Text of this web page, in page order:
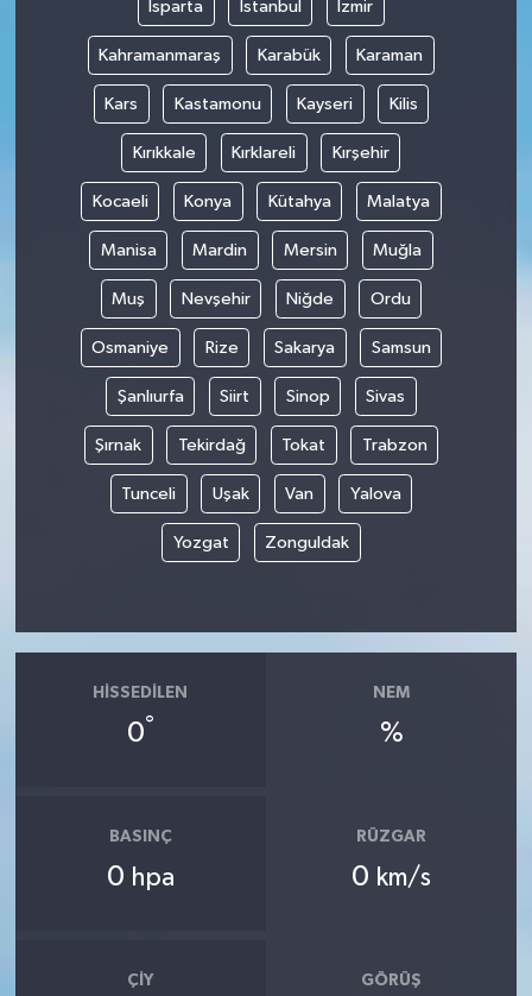
Isparta İstanbul İzmir
Kahramanmaraş Karabük Karaman
Kars Kastamonu Kayseri Kilis
Kırıkkale Kırklareli Kırşehir
Kocaeli Konya Kütahya Malatya
Manisa Mardin Mersin Muğla
Muş Nevşehir Niğde Ordu
Osmaniye Rize Sakarya Samsun
Şanlıurfa Siirt Sinop Sivas
Şırnak Tekirdağ Tokat Trabzon
Tunceli Uşak Van Yalova
Yozgat Zonguldak
HISSEDILEN
0°
NEM
%
BASINÇ
0 hpa
RÜZGAR
0 km/s
ÇIY GÖRÜŞ